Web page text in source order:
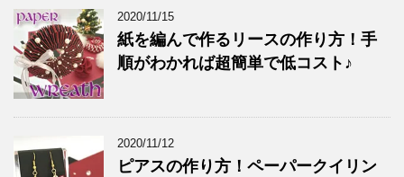
2020/11/15
紙を編んで作るリースの作り方！手
順がわかれば超簡単で低コスト♪
2020/11/12
ピアスの作り方！ペーパークイリン